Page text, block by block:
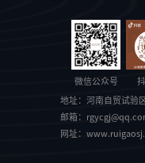
微信公众号
地址： 河南自贸试验
邮箱：
网址：